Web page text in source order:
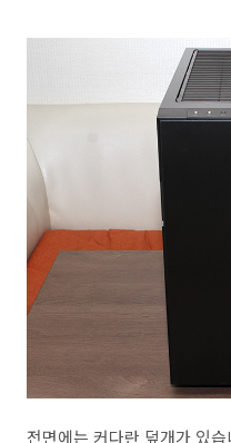
전면에는 커다란 덮개가 있